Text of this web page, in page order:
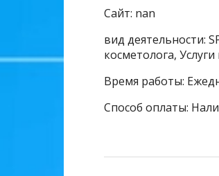
Сайт: nan
вид деятельности:
косметолога,
Время работы:
Способ оплаты: